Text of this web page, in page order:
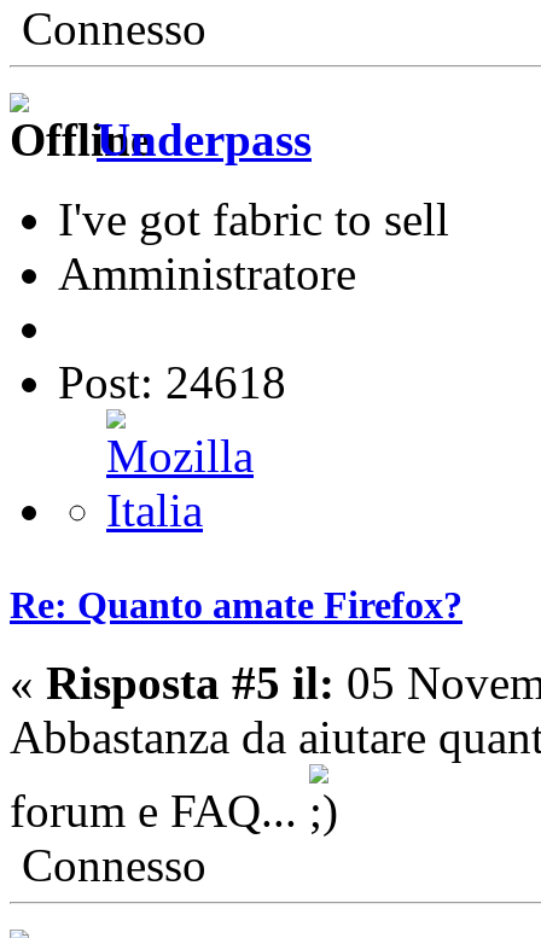
Connesso
Underpass
I've got fabric to sell
Amministratore
Post: 24618
Re: Quanto amate Firefox?
« Risposta #5 il: 05
Abbastanza da aiutare
forum e FAQ...
Connesso